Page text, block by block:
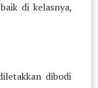
di kelasnya,
dibodi